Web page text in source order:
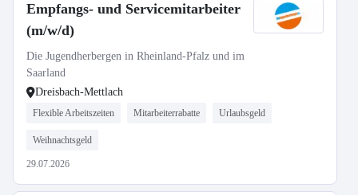
Empfangs- und Servicemitarbeiter
(m/w/d)
Die Jugendherbergen in Rheinland-Pfalz und im
Saarland
Dreisbach-Mettlach
Flexible Arbeitszeiten Mitarbeiterrabatte Urlaubsgeld
Weihnachtsgeld
29.07.2026